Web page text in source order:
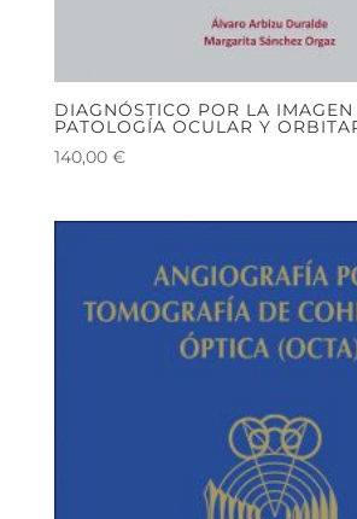
DIAGNÓSTICO POR LA IMAGEN
PATOLOGÍA OCULAR Y
140,00 €